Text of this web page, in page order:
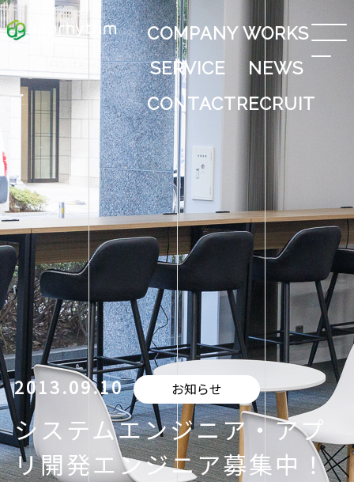
COMPANYWORKS
SERVICE
NEWS
CONTACTRECRUIT
2013.09.10 お知らせ
システムエンジニア・アプ
リ開発エンジニア募集中！